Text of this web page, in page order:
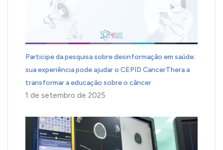
Participe da pesquisa sobre desinformação em saúde:
sua experiência pode ajudar o CEPID CancerThera a
transformar a educação sobre o câncer
1 de setembro de 2025